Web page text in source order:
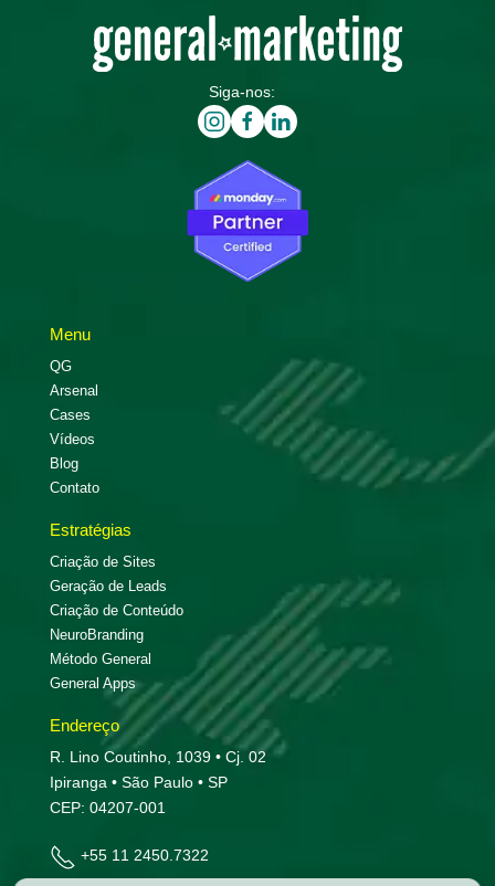
Siga-nos:
Menu
QG
Arsenal
Cases
Vídeos
Blog
Contato
Estratégias
Criação de Sites
Geração de Leads
Criação de Conteúdo
NeuroBranding
Método General
General Apps
Endereço
R. Lino Coutinho, 1039 • Cj. 02
Ipiranga • São Paulo • SP
CEP: 04207-001
+55 11 2450.7322